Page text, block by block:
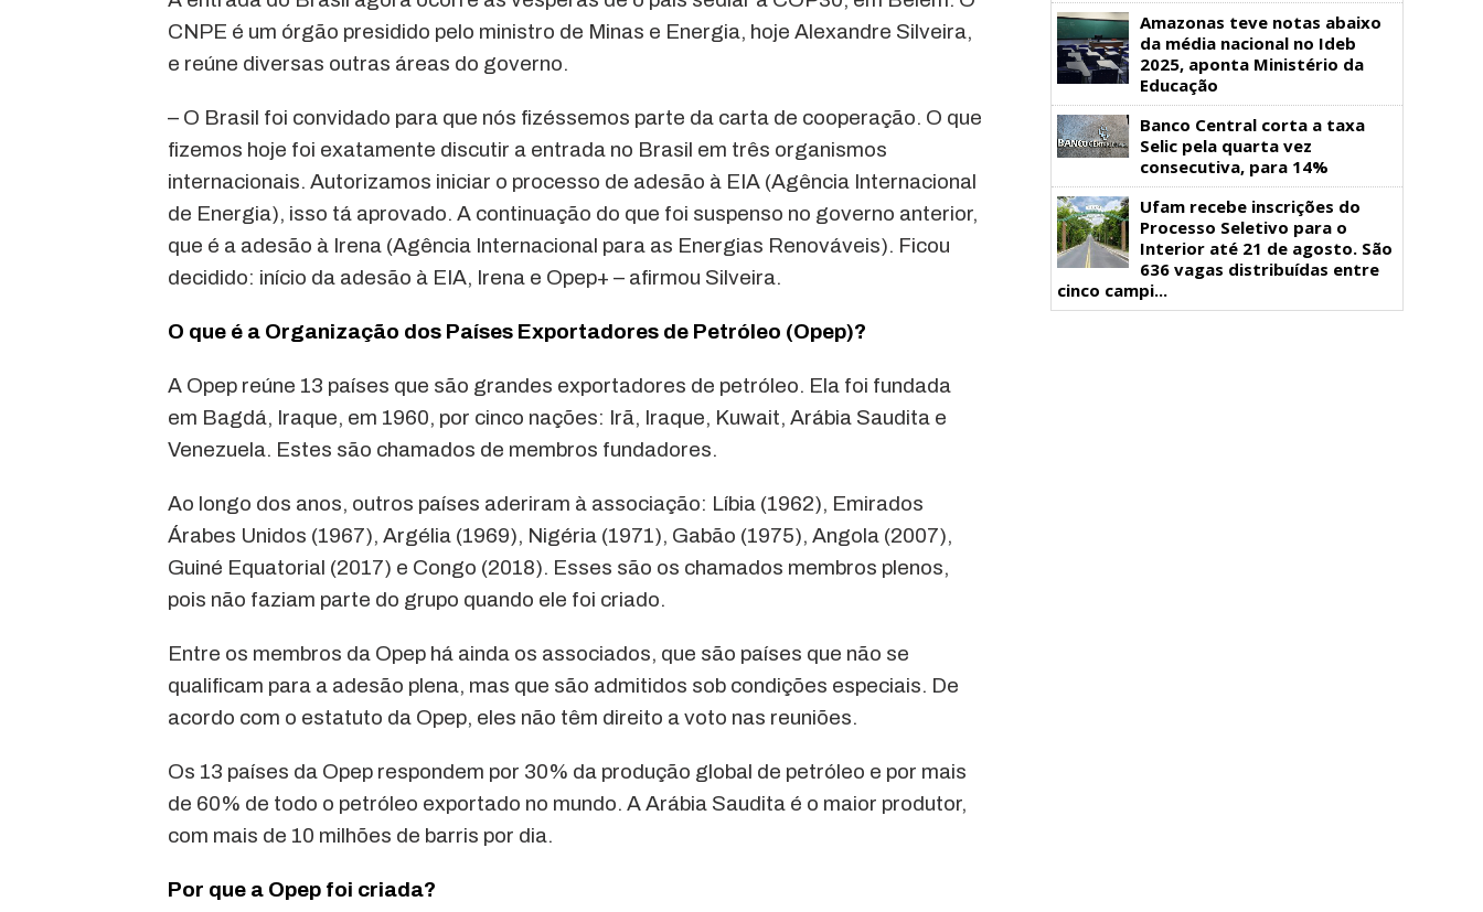
CNPE é um órgão presidido pelo ministro de Minas e Energia, hoje Alexandre Silveira,
e reúne diversas outras áreas do governo.
– O Brasil foi convidado para que nós fizéssemos parte da carta de cooperação. O que
fizemos hoje foi exatamente discutir a entrada no Brasil em três organismos
internacionais. Autorizamos iniciar o processo de adesão à EIA (Agência Internacional
de Energia), isso tá aprovado. A continuação do que foi suspenso no governo anterior,
que é a adesão à Irena (Agência Internacional para as Energias Renováveis). Ficou
decidido: início da adesão à EIA, Irena e Opep+ – afirmou Silveira.
O que é a Organização dos Países Exportadores de Petróleo (Opep)?
A Opep reúne 13 países que são grandes exportadores de petróleo. Ela foi fundada
em Bagdá, Iraque, em 1960, por cinco nações: Irã, Iraque, Kuwait, Arábia Saudita e
Venezuela. Estes são chamados de membros fundadores.
Ao longo dos anos, outros países aderiram à associação: Líbia (1962), Emirados
Árabes Unidos (1967), Argélia (1969), Nigéria (1971), Gabão (1975), Angola (2007),
Guiné Equatorial (2017) e Congo (2018). Esses são os chamados membros plenos,
pois não faziam parte do grupo quando ele foi criado.
Entre os membros da Opep há ainda os associados, que são países que não se
qualificam para a adesão plena, mas que são admitidos sob condições especiais. De
acordo com o estatuto da Opep, eles não têm direito a voto nas reuniões.
Os 13 países da Opep respondem por 30% da produção global de petróleo e por mais
de 60% de todo o petróleo exportado no mundo. A Arábia Saudita é o maior produtor,
com mais de 10 milhões de barris por dia.
Por que a Opep foi criada?
Amazonas teve notas abaixo
da média nacional no Ideb
2025, aponta Ministério da
Educação
Banco Central corta a taxa
Selic pela quarta vez
consecutiva, para 14%
Ufam recebe inscrições do
Processo Seletivo para o
Interior até 21 de agosto. São
636 vagas distribuídas entre
cinco campi...